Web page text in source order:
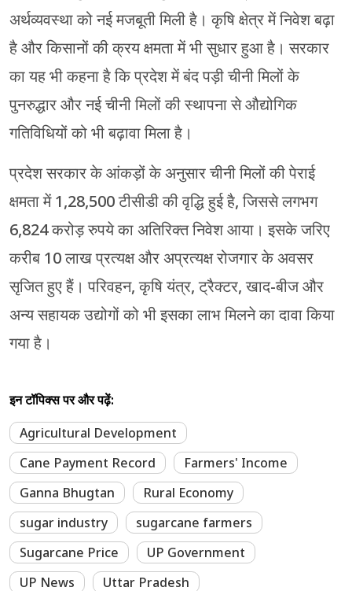
अर्थव्यवस्था को नई मजबूती मिली है। कृषि क्षेत्र में निवेश बढ़ा
है और किसानों की क्रय क्षमता में भी सुधार हुआ है। सरकार
का यह भी कहना है कि प्रदेश में बंद पड़ी चीनी मिलों के
पुनरुद्धार और नई चीनी मिलों की स्थापना से औद्योगिक
गतिविधियों को भी बढ़ावा मिला है।
प्रदेश सरकार के आंकड़ों के अनुसार चीनी मिलों की पेराई
क्षमता में 1,28,500 टीसीडी की वृद्धि हुई है, जिससे लगभग
6,824 करोड़ रुपये का अतिरिक्त निवेश आया। इसके जरिए
करीब 10 लाख प्रत्यक्ष और अप्रत्यक्ष रोजगार के अवसर
सृजित हुए हैं। परिवहन, कृषि यंत्र, ट्रैक्टर, खाद-बीज और
अन्य सहायक उद्योगों को भी इसका लाभ मिलने का दावा किया
गया है।
इन टॉपिक्स पर और पढ़ें:
Agricultural Development
Cane Payment Record
Farmers' Income
Ganna Bhugtan
Rural Economy
sugar industry
sugarcane farmers
Sugarcane Price
UP Government
UP News
Uttar Pradesh